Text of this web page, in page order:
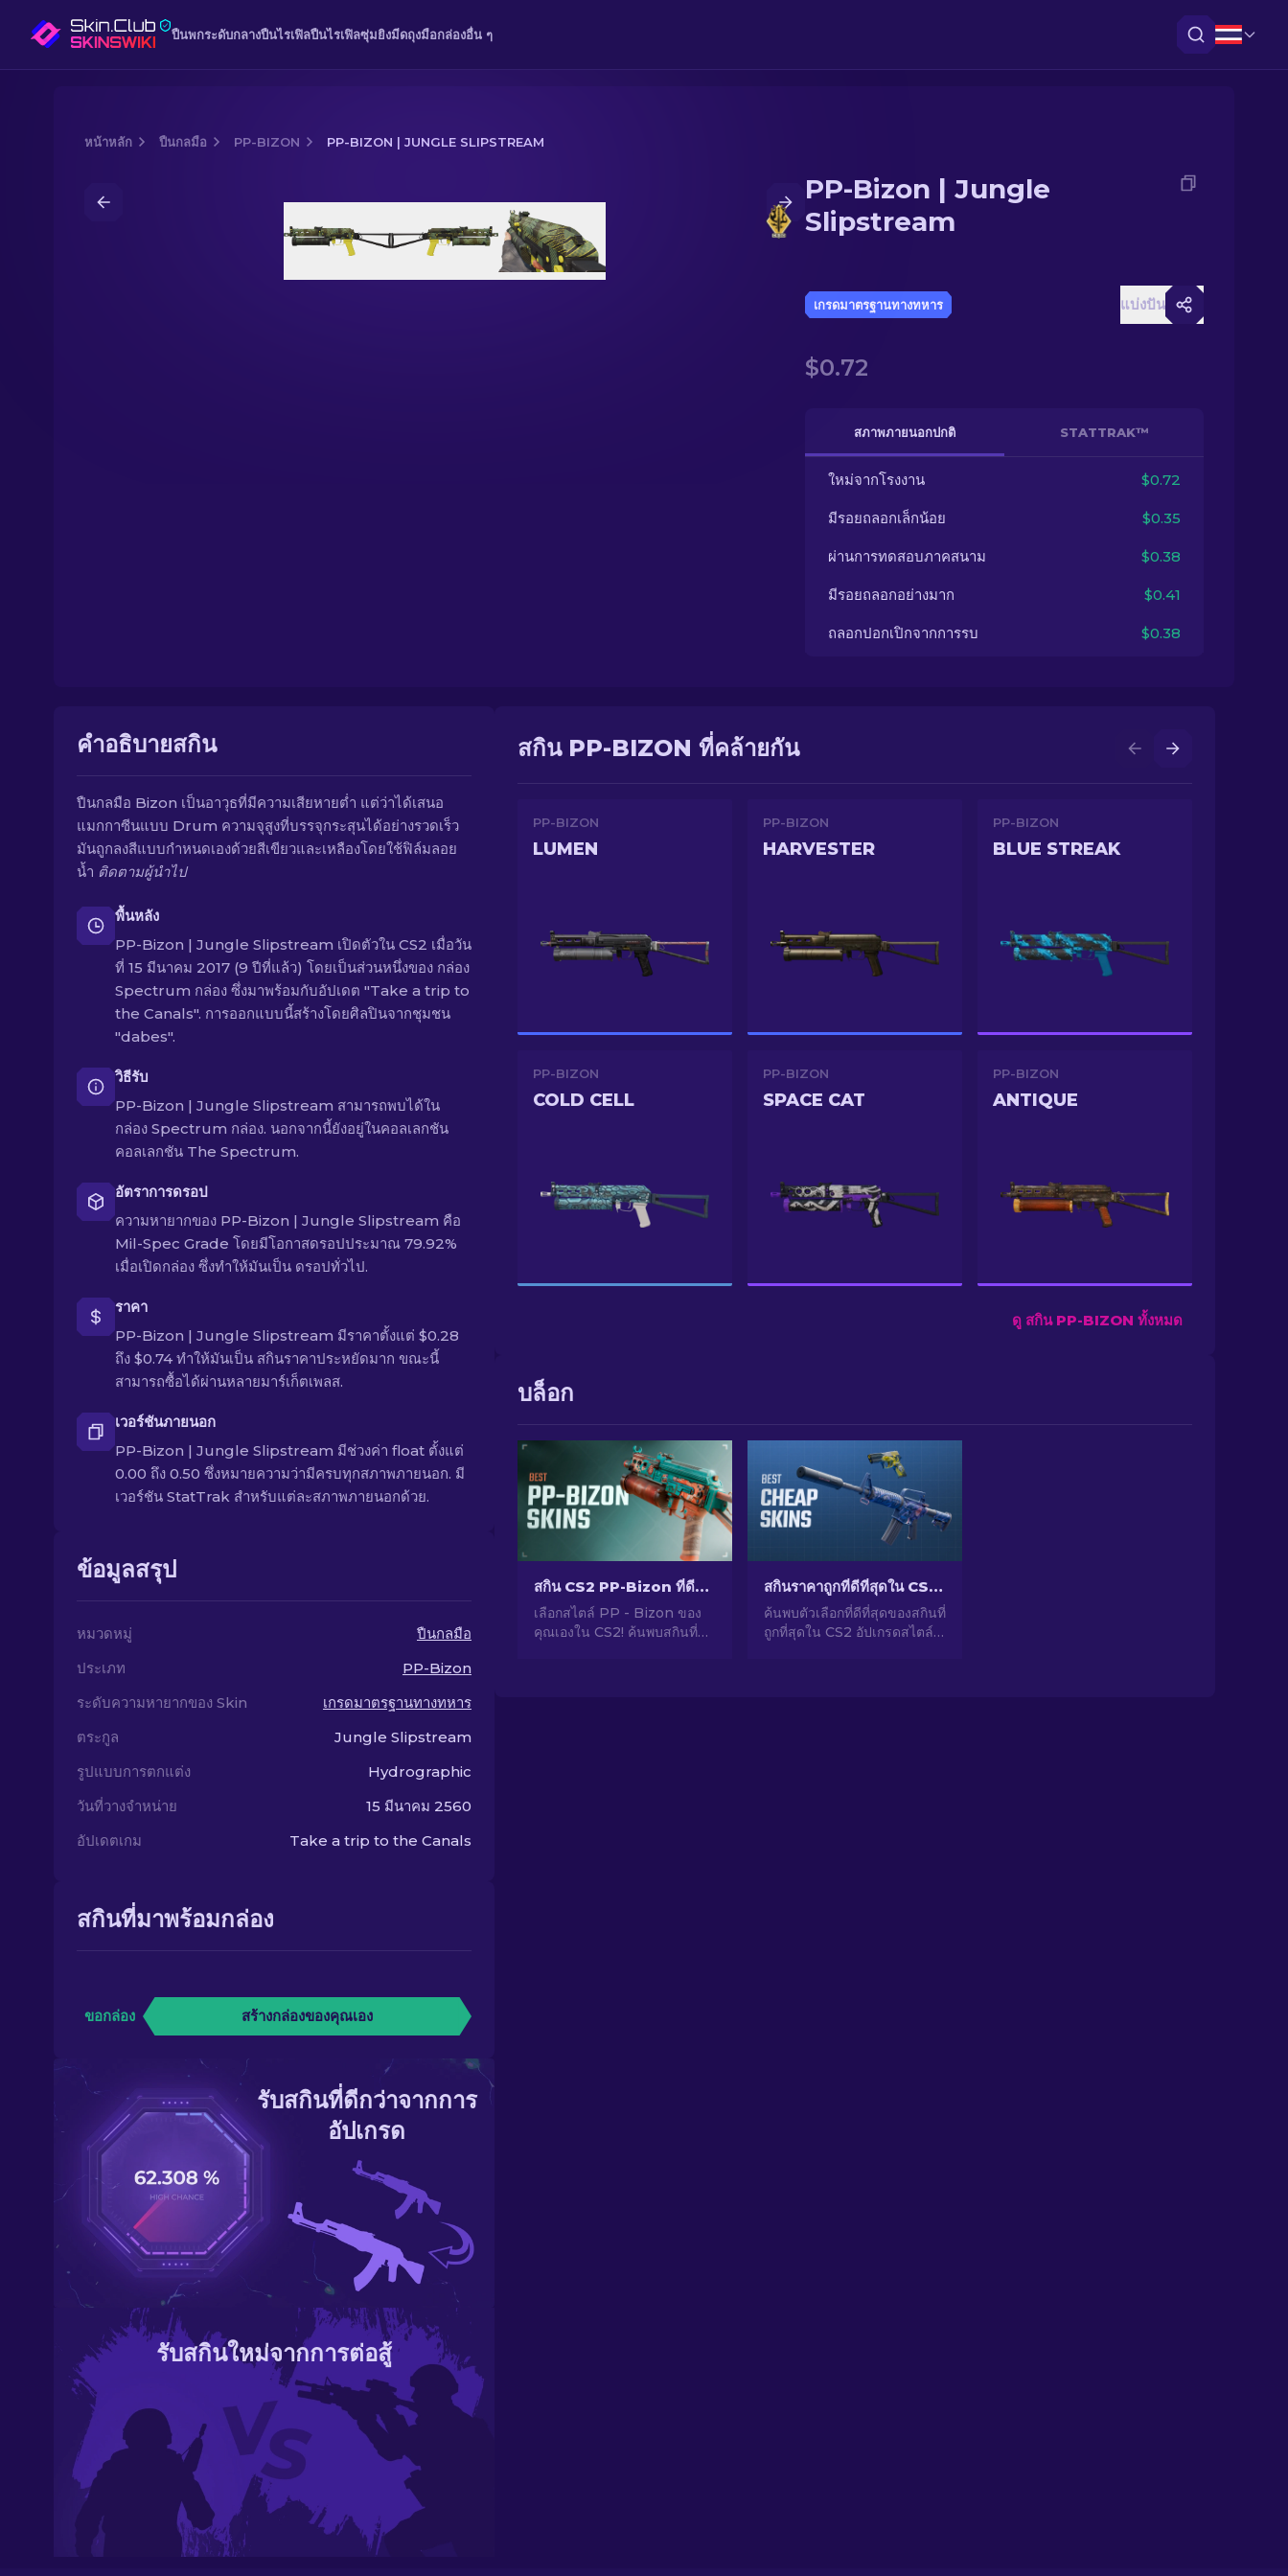
ปืนพกระดับกลางปืนไรเฟิลปืนไรเฟิลซุ่มยิงมีดถุงมือกล่องอื่น ๆ
หน้าหลัก ปืนกลมือ PP-BIZON PP-BIZON | JUNGLE SLIPSTREAM
PP-Bizon | Jungle
Slipstream
เกรดมาตรฐานทางทหาร แบ่งปัน
$0.72
สภาพภายนอกปกติ STATTRAK™
ใหม่จากโรงงาน $0.72
มีรอยถลอกเล็กน้อย $0.35
ผ่านการทดสอบภาคสนาม $0.38
มีรอยถลอกอย่างมาก $0.41
ถลอกปอกเปิกจากการรบ $0.38
คำอธิบายสกิน
ปืนกลมือ Bizon เป็นอาวุธที่มีความเสียหายต่ำ แต่ว่าได้เสนอ
แมกกาซีนแบบ Drum ความจุสูงที่บรรจุกระสุนได้อย่างรวดเร็ว
มันถูกลงสีแบบกำหนดเองด้วยสีเขียวและเหลืองโดยใช้ฟิล์มลอย
น้ำ ติดตามผู้นำไป
พื้นหลัง
PP-Bizon | Jungle Slipstream เปิดตัวใน CS2 เมื่อวัน
ที่ 15 มีนาคม 2017 (9 ปีที่แล้ว) โดยเป็นส่วนหนึ่งของ กล่อง
Spectrum กล่อง ซึ่งมาพร้อมกับอัปเดต "Take a trip to
the Canals". การออกแบบนี้สร้างโดยศิลปินจากชุมชน
"dabes".
วิธีรับ
PP-Bizon | Jungle Slipstream สามารถพบได้ใน
กล่อง Spectrum กล่อง. นอกจากนี้ยังอยู่ในคอลเลกชัน
คอลเลกชัน The Spectrum.
อัตราการดรอป
ความหายากของ PP-Bizon | Jungle Slipstream คือ
Mil-Spec Grade โดยมีโอกาสดรอปประมาณ 79.92%
เมื่อเปิดกล่อง ซึ่งทำให้มันเป็น ดรอปทั่วไป.
ราคา
PP-Bizon | Jungle Slipstream มีราคาตั้งแต่ $0.28
ถึง $0.74 ทำให้มันเป็น สกินราคาประหยัดมาก ขณะนี้
สามารถซื้อได้ผ่านหลายมาร์เก็ตเพลส.
เวอร์ชันภายนอก
PP-Bizon | Jungle Slipstream มีช่วงค่า float ตั้งแต่
0.00 ถึง 0.50 ซึ่งหมายความว่ามีครบทุกสภาพภายนอก. มี
เวอร์ชัน StatTrak สำหรับแต่ละสภาพภายนอกด้วย.
ข้อมูลสรุป
หมวดหมู่
ปืนกลมือ
ประเภท
PP-Bizon
ระดับความหายากของ Skin
เกรดมาตรฐานทางทหาร
ตระกูล
Jungle Slipstream
รูปแบบการตกแต่ง
Hydrographic
วันที่วางจำหน่าย
15 มีนาคม 2560
อัปเดตเกม
Take a trip to the Canals
สกินที่มาพร้อมกล่อง
ขอกล่อง สร้างกล่องของคุณเอง
รับสกินที่ดีกว่าจากการ
อัปเกรด
รับสกินใหม่จากการต่อสู้
สกิน PP-BIZON ที่คล้ายกัน
PP-BIZON
LUMEN
PP-BIZON
HARVESTER
PP-BIZON
BLUE STREAK
PP-BIZON
COLD CELL
PP-BIZON
SPACE CAT
PP-BIZON
ANTIQUE
ดู สกิน PP-BIZON ทั้งหมด
บล็อก
สกิน CS2 PP-Bizon ที่ดีที่สุด [2026]
เลือกสไตล์ PP - Bizon ของ
คุณเองใน CS2! ค้นพบสกินที่ดี
สกินราคาถูกที่ดีที่สุดใน CS2 [2026]
ค้นพบตัวเลือกที่ดีที่สุดของสกินที่
ถูกที่สุดใน CS2 อัปเกรดสไตล์